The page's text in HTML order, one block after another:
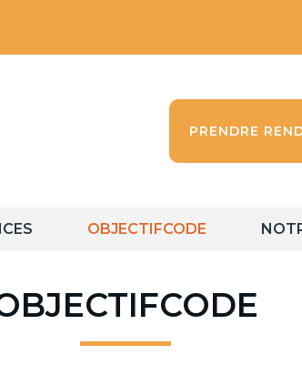
PRENDRE
OBJECTIFCODE